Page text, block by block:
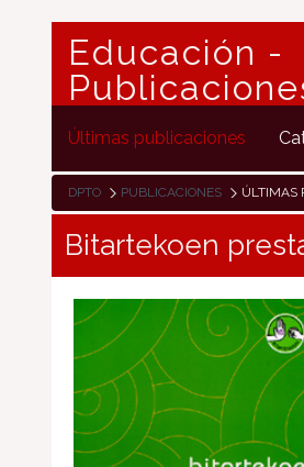
Educación -
Últimas publicaciones
DPTO PUBLICACIONES ÚLTIMAS
Bitartekoen